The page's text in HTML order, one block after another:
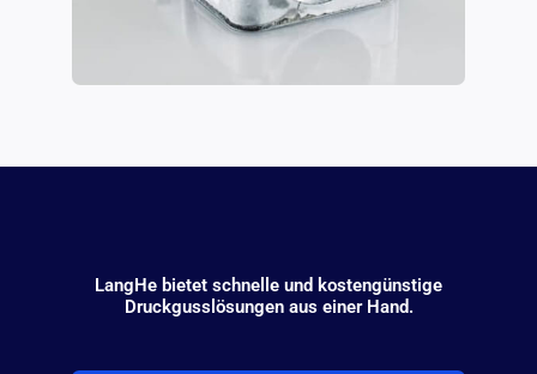
LangHe bietet schnelle und kostengünstige
Druckgusslösungen aus einer Hand.